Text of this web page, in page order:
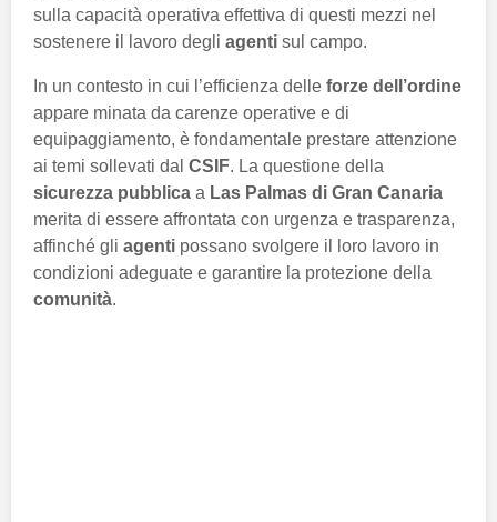
sulla capacità operativa effettiva di questi mezzi nel
sostenere il lavoro degli agenti sul campo.
In un contesto in cui l’efficienza delle forze dell’ordine
appare minata da carenze operative e di
equipaggiamento, è fondamentale prestare attenzione
ai temi sollevati dal CSIF. La questione della
sicurezza pubblica a Las Palmas di Gran Canaria
merita di essere affrontata con urgenza e trasparenza,
affinché gli agenti possano svolgere il loro lavoro in
condizioni adeguate e garantire la protezione della
comunità.